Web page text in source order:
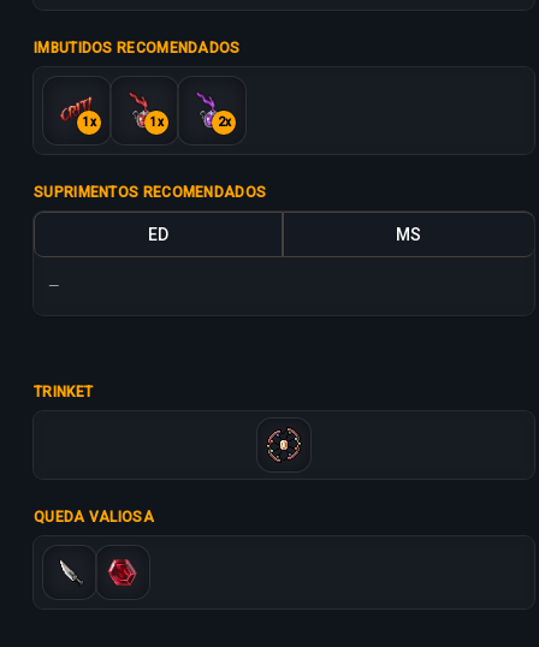
IMBUTIDOS RECOMENDADOS
1x 1x 2x
SUPRIMENTOS RECOMENDADOS
ED MS
—
TRINKET
QUEDA VALIOSA